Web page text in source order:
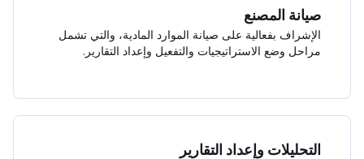
صيانة المصنع
الإشراف بفعالية على صيانة الموارد المادية، والتي تشمل
مراحل وضع الاستراتيجيات والتفعيل وإعداد التقارير.
التحليلات وإعداد التقارير